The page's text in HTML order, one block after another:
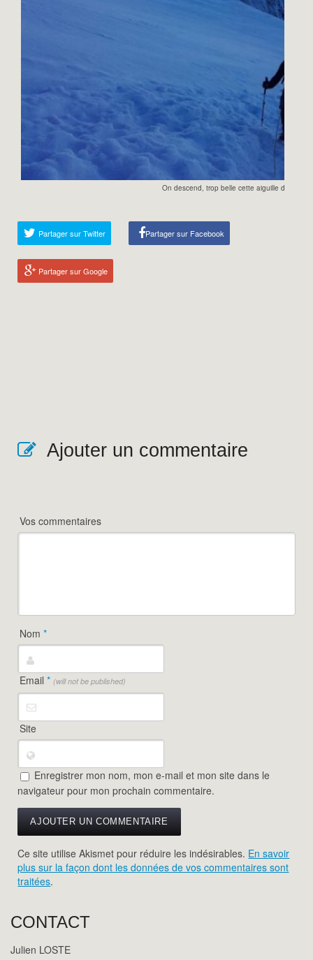
On descend, trop belle cette aiguille de
Partager sur Twitter Partager sur Facebook
Partager sur Google
Ajouter un commentaire
Vos commentaires
Nom*
Email* (will not be published)
Site
Enregistrer mon nom, mon e-mail et mon site dans le
navigateur pour mon prochain commentaire.
Ce site utilise Akismet pour réduire les indésirables. En savoir
plus sur la façon dont les données de vos commentaires sont
traitées.
CONTACT
Julien LOSTE